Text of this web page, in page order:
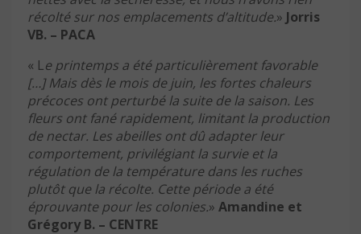
récolté sur nos emplacements d’altitude.» Jorris
VB. – PACA
« Le printemps a été particulièrement favorable
[…] Mais dès le mois de juin, les fortes chaleurs
précoces ont perturbé la suite de la saison. Les
fleurs ont fané rapidement, limitant la production
de nectar. Les abeilles ont dû adapter leur
comportement, privilégiant la survie et la
régulation de la température dans les ruches
plutôt que la récolte. Cette période a été
éprouvante pour les colonies.» Amandine et
Grégory B. – CENTRE